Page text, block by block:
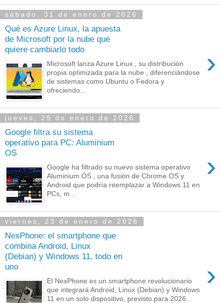
sábado, 31 de enero de 2026
Qué es Azure Linux, la apuesta
de Microsoft por la nube que
quiere cambiarlo todo
›
Microsoft lanza Azure Linux , su distribución
propia optimizada para la nube , diferenciándose
de sistemas como Ubuntu o Fedora y
ofreciendo...
jueves, 29 de enero de 2026
Google filtra su sistema
operativo para PC: Aluminium
OS
›
Google ha filtrado su nuevo sistema operativo
Aluminium OS , una fusión de Chrome OS y
Android que podría reemplazar a Windows 11 en
PCs, m...
viernes, 23 de enero de 2026
NexPhone: el smartphone que
combina Android, Linux
(Debian) y Windows 11, todo en
uno
›
El NexPhone es un smartphone revolucionario
que integrará Android, Linux (Debian) y Windows
11 en un solo dispositivo, previsto para 2026...